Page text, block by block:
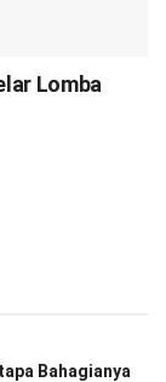
Lomba
Bahagianya